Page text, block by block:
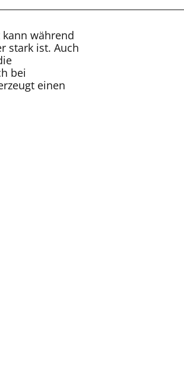
während
stark ist. Auch
bei
einen